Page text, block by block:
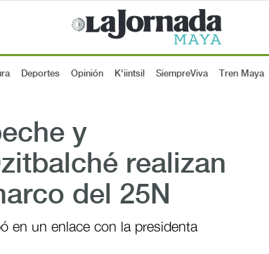
Deportes Opinión K'iintsil SiempreViva Tren Maya
y
realizan
del 25N
en un enlace con la presidenta